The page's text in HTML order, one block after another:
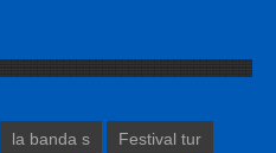
la banda s Festival tur